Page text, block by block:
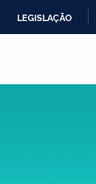
LEGISLAÇÃO